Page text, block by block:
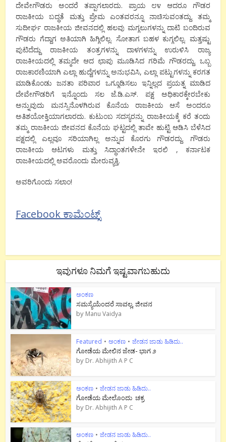
ದೇವೇಗೌಡರು ಅಂದರೆ ತಪ್ಪಾಗಲಾರದು. ಪ್ರಾಯ ೮೪ ಆದರೂ ಗೌಡರ
ರಾಜಕೀಯ ಬದ್ಧತೆ ಮತ್ತು ಪ್ರ‍ೇಮ ಎಂತವರನ್ನೂ ನಾಚಿಸುವಂತದ್ದು. ತಮ್ಮ
ಸುದೀರ್ಘ ರಾಜಕೀಯ ಜೀವನದಲ್ಲಿ ಹಲವು ಮಗ್ಗಲುಗಳನ್ನು ದಾಟಿ ಬಂದಿರುವ
ಗೌಡರು ಗೆದ್ದಾಗ ಅತಿಯಾಗಿ ಹಿಗ್ಗಿಲಿಲ್ಲ. ಸೋತಾಗ ಬಹಳ ಕುಗ್ಗಲಿಲ್ಲ. ಮತ್ತಷ್ಟು
ಪುಟಿದೆದ್ದು ರಾಜಕೀಯ ತಂತ್ರಗಳನ್ನು ದಾಳಗಳನ್ನು ಉರುಳಿಸಿ ರಾಜ್ಯ
ರಾಜಕೀಯದಲ್ಲಿ ತಮ್ಮದೇ ಆದ ಛಾಪು ಮೂಡಿಸಿದ ಗರಿಮೆ ಗೌಡರದ್ದು. ಒಬ್ಬ
ರಾಜಕಾರಣಿಯಾಗಿ ಎಲ್ಲಾ ಹುದ್ದೆಗಳನ್ನು ಅನುಭವಿಸಿ, ಎಲ್ಲಾ ಪಟ್ಟುಗಳನ್ನು ಕರಗತ
ಮಾಡಿಕೊಂಡು ಜನತಾ ಪರಿವಾರ ಒಗ್ಗೂಡಿಸಲು ಇನ್ನಿಲ್ಲದ ಪ್ರಯತ್ನ ಮಾಡಿದ
ದೇವೇಗೌಡರಿಗೆ ಇನ್ನೊಂದು ಸಲ ಜೆ.ಡಿ.ಎಸ್. ಪಕ್ಷ ಅಧಿಕಾರಕ್ಕೇರಬೇಕು
ಅನ್ನುವುದು ಮನಸ್ಸಿನೊಳಗಿರುವ ಕೊನೆಯ ರಾಜಕೀಯ ಆಸೆ ಅಂದರೂ
ಅತಿಶಯೋಕ್ತಿಯಾಗಲಾರದು. ಕುಟುಂಬ ಸದಸ್ಯರನ್ನು ರಾಜಕೀಯಕ್ಕೆ ಕರೆ ತಂದು
ತಮ್ಮ ರಾಜಕೀಯ ಜೀವನದ ಕೊನೆಯ ಘಟ್ಟದಲ್ಲಿ ತಾವೇ ಹುಟ್ಟಿ ಆಡಿಸಿ ಬೆಳೆಸಿದ
ಪಕ್ಷದಲ್ಲಿ ಎಲ್ಲವೂ ಸರಿಯಾಗಿಲ್ಲ ಅನ್ನುವ ಕೊರಗು ಗೌಡರದ್ದು. ಗೌಡರು
ರಾಜಕೀಯ ಆಟಗಳು ಮತ್ತು ಸಿದ್ಧಾಂತಗಳೇನೇ ಇರಲಿ , ಕರ್ನಾಟಕ
ರಾಜಕೀಯದಲ್ಲಿ ಅವರೊಂದು ಮೇರುವ್ಯಕ್ತಿ.
ಅವರಿಗೊಂದು ಸಲಾಂ!
Facebook ಕಾಮೆಂಟ್ಸ್
ಇವುಗಳೂ ನಿಮಗೆ ಇಷ್ಟವಾಗಬಹುದು
ಅಂಕಣ
ಸಮಸ್ಯೆಯೆಂದರೆ ಸಾವಲ್ಲ, ಜೀವನ
by Manu Vaidya
Featured • ಅಂಕಣ • ಜೇಡನ ಜಾಡು ಹಿಡಿದು..
ಗೋಡೆಯ ಮೇಲಿನ ಜೇಡ- ಭಾಗ ೨
by Dr. Abhijith A P C
ಅಂಕಣ • ಜೇಡನ ಜಾಡು ಹಿಡಿದು..
ಗೋಡೆಯ ಮೇಲೊಂದು ಚಕ್ರ
by Dr. Abhijith A P C
ಅಂಕಣ • ಜೇಡನ ಜಾಡು ಹಿಡಿದು..